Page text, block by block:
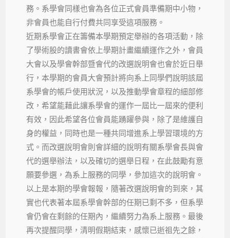
務。系學會同樣也會為各位正式會員準備期中小物，
非會員也能自行付費共同享受這項服務。
近期系學會正在籌備本學期預定舉辦的各項活動，除
了學術股的讀書會依上學期計畫繼續運作之外，會員
大會以及學會幹部暨會代的改選說明會也會於近日舉
行，本學期的會員大會預計將向系上同學們說明該屆
系學會的帳戶使用狀況，以及推動學會章程的細部修
改，希望能藉此讓系學會的運作一屆比一屆來的便利
有效，因此希望各位會員能踴躍參與，除了是維護自
身的權益，同時也是一種共同增進系上學習環境的方
式。而改選說明會則會詳細的說明有關系學會長與會
代的選舉辦法，以及確切的選舉日程，在此鼓勵有意
願要參選，為系上服務的同學，參加這次的說明會。
以上是本期的學會報報，隨著改選說明會的到來，其
實也代表著本屆系學會幹部的任期已剩不多，但系學
會仍會在剩餘的任期內，繼續努力為系上服務。最後
再次提醒同學，清明假期結束，感懷已逝祖先之餘，